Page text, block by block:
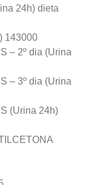
24h) dieta
143000
– 2º dia (Urina
– 3º dia (Urina
(Urina 24h)